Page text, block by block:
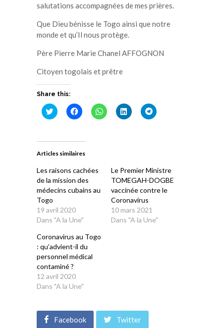
salutations accompagnées de mes prières.
Que Dieu bénisse le Togo ainsi que notre
monde et qu’Il nous protège.
Père Pierre Marie Chanel AFFOGNON
Citoyen togolais et prêtre
Share this:
Cliquez
pour
dans
nouvelle
Cliquez
pour
dans
nouvelle
Cliquez
pour
Cliquez
pour
Cliquez
pour
Articles similaires
Les raisons cachées
de la mission des
médecins cubains au
Togo
19 avril 2020
Dans "A la Une"
Le Premier Ministre
TOMEGAH-DOGBE
vaccinée contre le
Coronavirus
10 mars 2021
Dans "A la Une"
Coronavirus au Togo
: qu’advient-il du
personnel médical
contaminé ?
12 avril 2020
Dans "A la Une"
Facebook Twitter